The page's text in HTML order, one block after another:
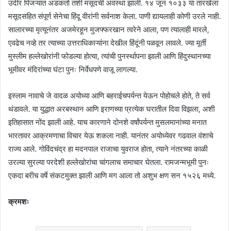
उंदीर पिंजऱ्यात अडकतो तशी मसूदची अवस्था झाली. १४ जून १०३३ या तारखेला
मसूदसहित संपूर्ण सेनेचा हिंदू वीरांनी सर्वनाश केला. पाणी द्यायलाही कोणी उरले नाही.
सालारच्या मृत्यूनंतर अजमेरहून मुजफ्फरखान त्वरेने आला, पण त्यालाही मारले,
एवढेच नव्हे तर त्याच्या उत्तराधिकाऱ्यांना देखील हिंदूंनी पळवून लावले. ज्या मूर्ती
मुस्लीम हल्लेखोरांनी फोडल्या होत्या, त्यांची पुनर्स्थापना झाली आणि हिंदुस्थानच्या
भूमीवर मंदिरांच्या घंटा पुनः निर्वेधपणे वाजू लागल्या.
इस्लाम नावाचे जे वादळ अयोध्या आणि बहराईचपर्यन्त येऊन पोहोचले होते, ते सर्व
थंडावले. या युद्धात अरबस्थान आणि इराणच्या प्रत्येक घरातील दिवा विझला, अशी
इतिहासात नोंद झाली आहे. याच कारणाने दोनशे वर्षांपर्यन्त मुसलमानांच्या मनात
भारतावर आक्रमणाचा विचार येऊ शकला नाही. यानंतर अयोध्येवर गढवाल वंशाचे
राज्य आले. गोविंदचंद्र हा मदनपाल राजाचा युवराज होता, त्याने नंतरच्या काळी
उरल्या सुरल्या परदेशी हल्लेखोरांचा चांगलाच समाचार घेतला. रामजन्मभूमी पुनः
एकदा बरीच वर्षे संकटमुक्त झाली आणि मग आला तो अशुभ क्षण सन १५२६ मध्ये.
क्रमशः